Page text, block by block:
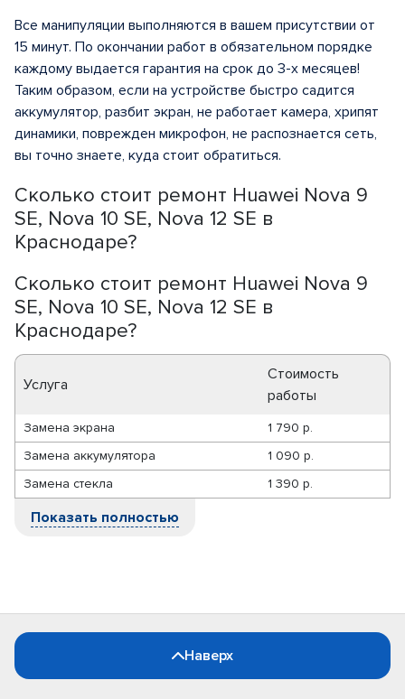
Сколько стоит ремонт Huawei Nova 9
SE, Nova 10 SE, Nova 12 SE в
Краснодаре?
Сколько стоит ремонт Huawei Nova 9
SE, Nova 10 SE, Nova 12 SE в
Краснодаре?
Услуга
Стоимость
работы
Замена экрана
1 790 р.
Замена аккумулятора
1 090 р.
Замена стекла
1 390 р.
Показать полностью
Все манипуляции выполняются в вашем присутствии от
15 минут. По окончании работ в обязательном порядке
каждому выдается гарантия на срок до 3-х месяцев!
Таким образом, если на устройстве быстро садится
аккумулятор, разбит экран, не работает камера, хрипят
динамики, поврежден микрофон, не распознается сеть,
вы точно знаете, куда стоит обратиться.
Наверх